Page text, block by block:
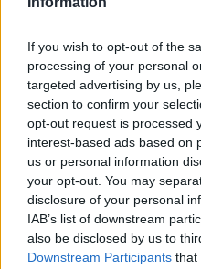
If you wish to opt-out of the
processing of your personal
targeted advertising by us,
section to confirm your
opt-out request is processed
interest-based ads based on
us or personal information
your opt-out. You may
disclosure of your personal
IAB’s list of downstream
also be disclosed by us to
Downstream Participants that
ενημερώθηκε από τις
δηλώσεις του τόνισε
ανανέωσης και
καθαριότητας με νέα
τμήμα στόλου με
Δημοτικό Σύμβουλο
Αναπληρωτής Δημάρχου
αρμοδιότητες Γιώργο
επεξεργαστεί το πλάνο
οχημάτων για την